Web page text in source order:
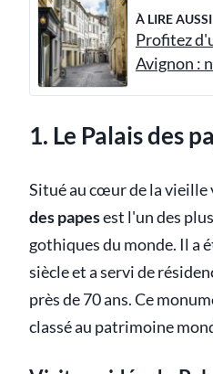
À LIRE AUSSI
Profitez
Avignon :
1. Le Palais des
Situé au cœur de la vieille
des papesest l'un des
gothiques du monde. Il a
siècle et a servi de
près de 70 ans. Ce
classé au patrimoine